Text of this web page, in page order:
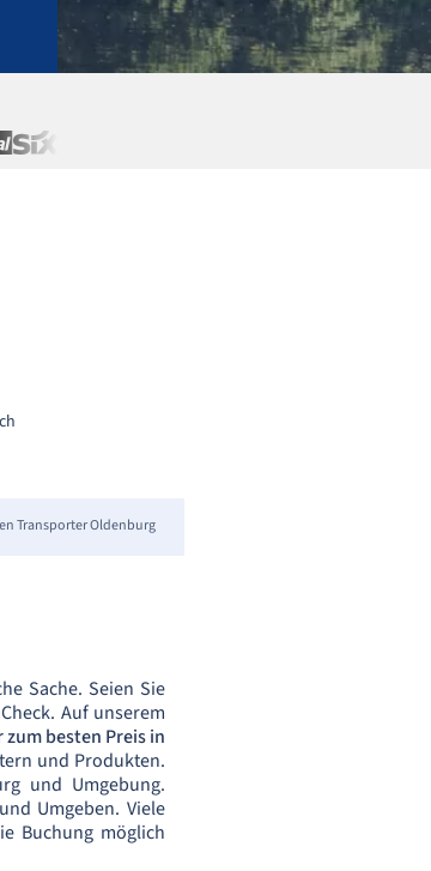
Transporter Oldenburg
Sache. Seien Sie
Auf unserem
besten Preis in
und Produkten.
und Umgebung.
Umgeben. Viele
Buchung möglich